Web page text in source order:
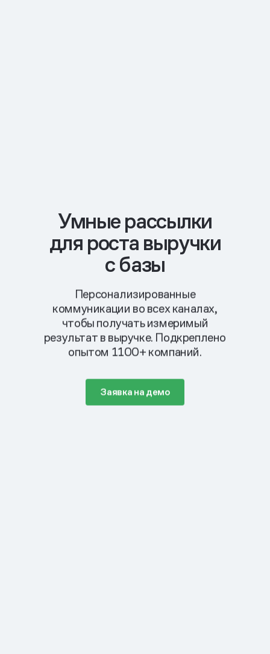
Умные рассылки
для роста выручки
с базы
Персонализированные
коммуникации во всех каналах,
чтобы получать измеримый
результат в выручке. Подкреплено
опытом 1100+ компаний.
Заявка на демо